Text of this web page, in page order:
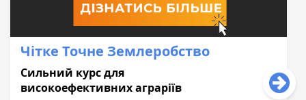
Чітке Точне Землеробство
Сильний курс для
високоефективних аграріїв